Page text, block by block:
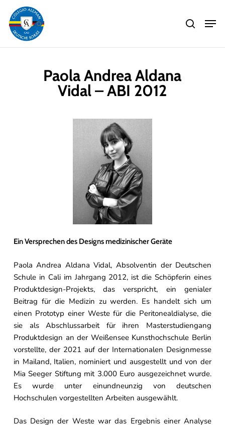
main
content
search
Paola Andrea Aldana
Vidal – ABI 2012
Ein Versprechen des Designs medizinischer Geräte
Paola Andrea Aldana Vidal, Absolventin der Deutschen
Schule in Cali im Jahrgang 2012, ist die Schöpferin eines
Produktdesign-Projekts, das verspricht, ein genialer
Beitrag für die Medizin zu werden. Es handelt sich um
einen Prototyp einer Weste für die Peritonealdialyse, die
sie als Abschlussarbeit für ihren Masterstudiengang
Produktdesign an der Weißensee Kunsthochschule Berlin
vorstellte, der 2021 auf der Internationalen Designmesse
in Mailand, Italien, nominiert und ausgestellt und von der
Mia Seeger Stiftung mit 3.000 Euro ausgezeichnet wurde.
Es wurde unter einundneunzig von deutschen
Hochschulen vorgestellten Arbeiten ausgewählt.
Das Design der Weste war das Ergebnis einer Analyse